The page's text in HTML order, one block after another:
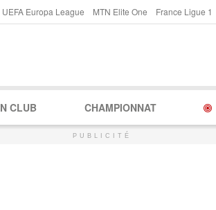
UEFA Europa League MTN Elite One France Ligue 1
CLUB CHAMPIONNAT
PUBLICITÉ